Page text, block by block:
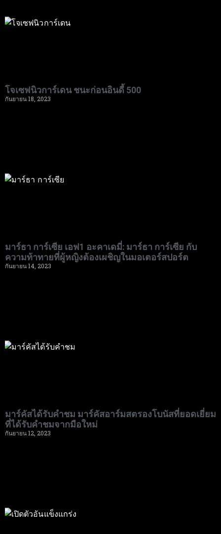
โจเซฟนิวการ์เดน ชนะก่อนอินดี้ 500
กันยายน 18, 2023
มาร์ธา การ์เซีย เอฟ1 อะคาเดมี่: มาร์ธา การ์เซีย กับ
ความท้าทายที่ผู้หญิงต้องเผชิญในมอเตอร์สปอร์ต
กันยายน 14, 2023
มาร์คัสได้รับคำชม มาร์คัสอาร์มสตรองโบนัสที่ยอดเยี่ยม
ที่ได้รับคำชมจากมือใหม่
กันยายน 12, 2023